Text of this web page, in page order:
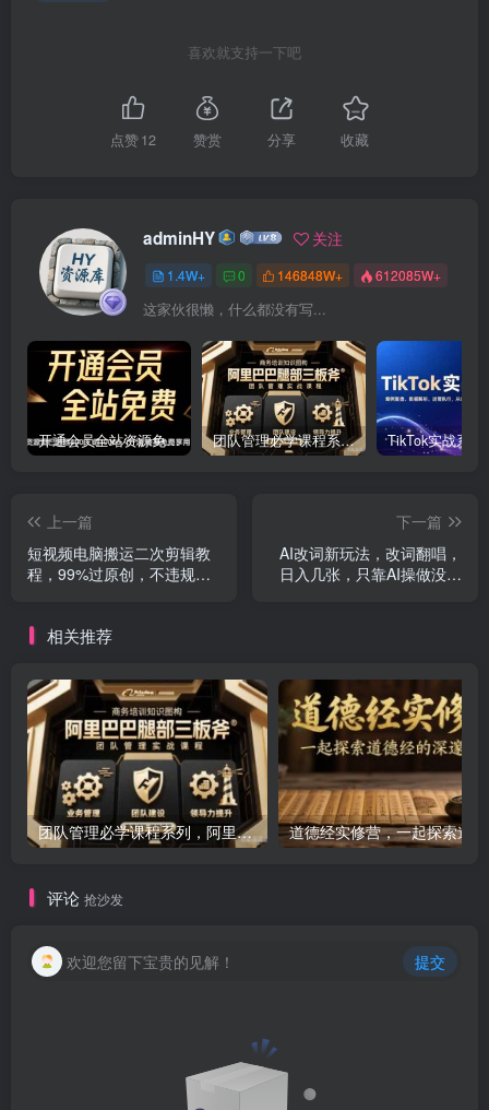
喜欢就支持一下吧
点赞12 赞赏 分享 收藏
adminHY 关注
1.4W+ 0 146848W+ 612085W+
这家伙很懒，什么都没有写...
开通会员全站资源免费下载 开通VIP会员 HY资源库 团队管理必学课程系列，阿里巴巴“腿部三板斧”
上一篇
短视频电脑搬运二次剪辑教
程，99%过原创，不违规，
下一篇
AI改词新玩法，改词翻唱，
日入几张，只靠AI操做没有
相关推荐
团队管理必学课程系列，阿里巴巴“腿部三板斧”
评论 抢沙发
欢迎您留下宝贵的见解！ 提交